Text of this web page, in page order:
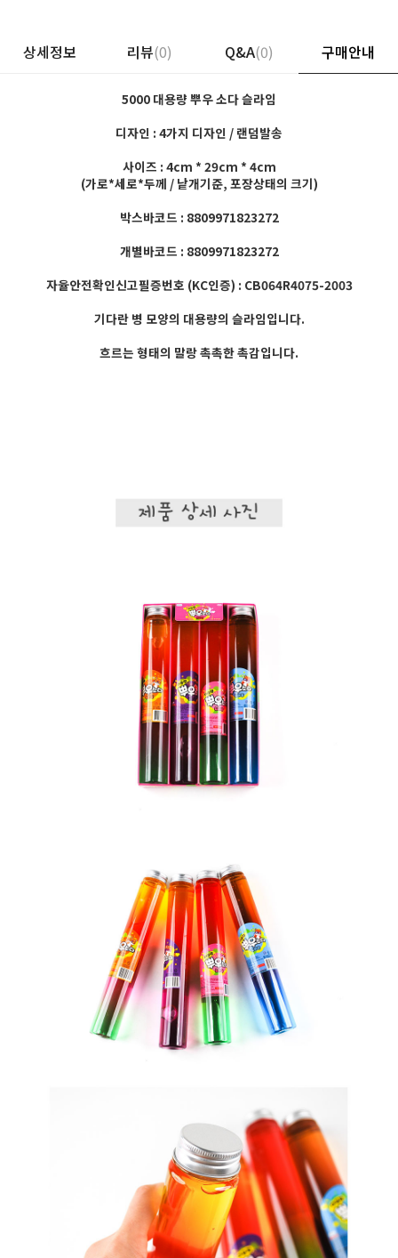
상세정보 리뷰(0) Q&A(0) 구매안내
5000 대용량 뿌우 소다 슬라임
디자인 : 4가지 디자인 / 랜덤발송
사이즈 : 4cm * 29cm * 4cm
(가로*세로*두께 / 낱개기준, 포장상태의 크기)
박스바코드 : 8809971823272
개별바코드 : 8809971823272
자율안전확인신고필증번호 (KC인증) : CB064R4075-2003
기다란 병 모양의 대용량의 슬라임입니다.
흐르는 형태의 말랑 촉촉한 촉감입니다.